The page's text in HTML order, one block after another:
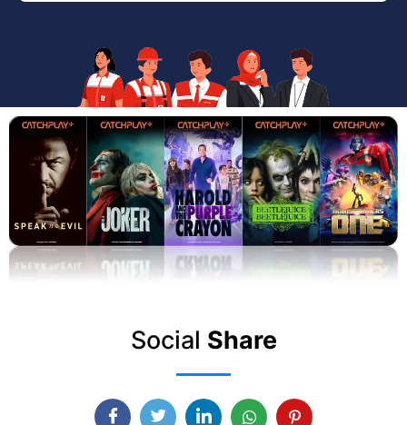
Social Share